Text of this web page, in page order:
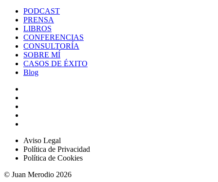
PODCAST
PRENSA
LIBROS
CONFERENCIAS
CONSULTORÍA
SOBRE MÍ
CASOS DE ÉXITO
Blog
Aviso Legal
Política de Privacidad
Política de Cookies
© Juan Merodio 2026